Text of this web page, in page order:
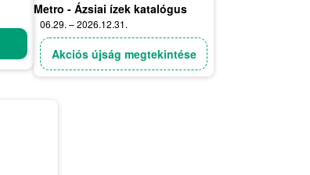
Metro - Ázsiai ízek katalógus
06.29. – 2026.12.31.
Akciós újság megtekintése